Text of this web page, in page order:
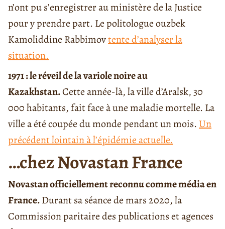
n’ont pu s’enregistrer au ministère de la Justice
pour y prendre part. Le politologue ouzbek
Kamoliddine Rabbimovtente d’analyser la
situation.
1971 : le réveil de la variole noire au
Kazakhstan.Cette année-là, la ville d’Aralsk, 30
000 habitants, fait face à une maladie mortelle. La
ville a été coupée du monde pendant un mois.Un
précédent lointain à l’épidémie actuelle.
…chez Novastan France
Novastan officiellement reconnu comme média en
France.Durant sa séance de mars 2020, la
Commission paritaire des publications et agences